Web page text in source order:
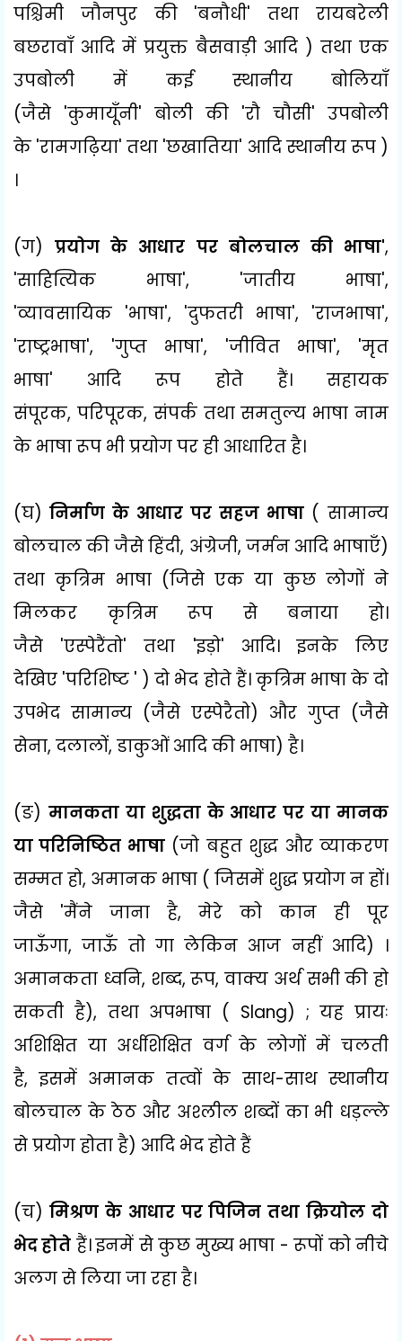
पश्चिमी जौनपुर की 'बनौधी'तथा रायबरेली
बछरावाँ आदि में प्रयुक्त बैसवाड़ी आदि ) तथा एक
उपबोली में कई स्थानीय बोलियाँ
(जैसे 'कुमायूँनी' बोली की 'रौ चौसी' उपबोली
के 'रामगढ़िया'तथा 'छखातिया' आदि स्थानीय रूप )
।
(ग)प्रयोग के आधार पर बोलचाल की भाषा',
'साहित्यिक भाषा', 'जातीय भाषा',
'व्यावसायिक 'भाषा', 'दुफतरी भाषा', 'राजभाषा',
'राष्ट्रभाषा', 'गुप्त भाषा', 'जीवित भाषा', 'मृत
भाषा' आदि रूप होते हैं। सहायक
संपूरक, परिपूरक, संपर्क तथा समतुल्य भाषा नाम
के भाषा रूप भी प्रयोग पर ही आधारित है।
(घ) निर्माण के आधार पर सहज भाषा ( सामान्य
बोलचाल की जैसे हिंदी, अंग्रेजी, जर्मन आदि भाषाएँ)
तथा कृत्रिम भाषा (जिसे एक या कुछ लोगों ने
मिलकर कृत्रिम रूप से बनाया हो।
जैसे 'एस्पेरैंतो'तथा 'इड़ो' आदि। इनके लिए
देखिए 'परिशिष्ट ' )दो भेद होते हैं। कृत्रिम भाषा के दो
उपभेद सामान्य (जैसे एस्पेरैतो) और गुप्त (जैसे
सेना, दलालों, डाकुओं आदि की भाषा) है।
(ङ) मानकता या शुद्धता के आधार पर या मानक
या परिनिष्ठित भाषा(जो बहुत शुद्ध और व्याकरण
सम्मत हो, अमानक भाषा ( जिसमें शुद्ध प्रयोग न हों।
जैसे 'मैंने जाना है, मेरे को कान ही पूर
जाऊँगा,जाऊँ तो गा लेकिन आज नहीं आदि) ।
अमानकता ध्वनि, शब्द,रूप, वाक्य अर्थ सभी की हो
सकती है), तथा अपभाषा ( Slang) ;यह प्रायः
अशिक्षित या अर्धशिक्षित वर्ग के लोगों में चलती
है,इसमें अमानक तत्वों के साथ-साथ स्थानीय
बोलचाल के ठेठ और अश्लील शब्दों का भी धड़ल्ले
से प्रयोग होता है) आदि भेद होते हैं
(च) मिश्रण के आधार पर पिजिन तथा क्रियोल दो
भेद होते हैं। इनमें से कुछ मुख्य भाषा - रूपों को नीचे
अलग से लिया जा रहा है।